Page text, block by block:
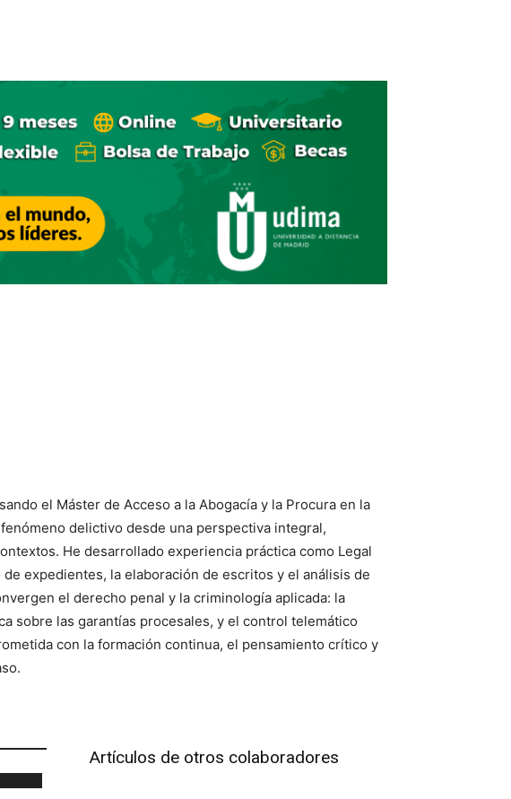
el Máster de Acceso a la Abogacía y la Procura en la
delictivo desde una perspectiva integral,
He desarrollado experiencia práctica como Legal
expedientes, la elaboración de escritos y el análisis de
el derecho penal y la criminología aplicada: la
sobre las garantías procesales, y el control telemático
con la formación continua, el pensamiento crítico y
Artículos de otros colaboradores